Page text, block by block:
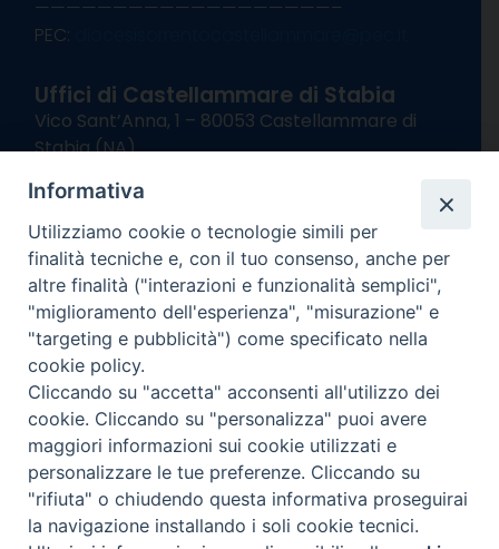
———————————————————–
PEC:
Uffici di Castellammare di Stabia
Vico Sant’Anna, 1 – 80053 Castellammare di
Stabia (NA)
Giorni ed Orari Apertura Uffici:
Lunedì e Mercoledì ore 09:00 – 13:00
Uffici Matrimoni:
Lunedì e Mercoledì ore 09:30 – 12:30
seguici su
Channel
Informativa Privacy
COPYRIGHT © 2013-2025
Informativa
Utilizziamo cookie o tecnologie simili per
finalità tecniche e, con il tuo consenso, anche per
altre finalità ("interazioni e funzionalità semplici",
"miglioramento dell'esperienza", "misurazione" e
"targeting e pubblicità") come specificato nella
cookie policy.
Cliccando su "accetta" acconsenti all'utilizzo dei
cookie. Cliccando su "personalizza" puoi avere
maggiori informazioni sui cookie utilizzati e
personalizzare le tue preferenze. Cliccando su
"rifiuta" o chiudendo questa informativa proseguirai
la navigazione installando i soli cookie tecnici.